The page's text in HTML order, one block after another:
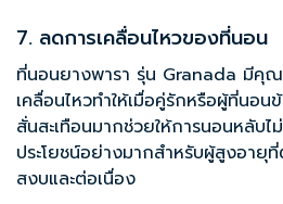
7. ลดการเคลื่อนไหวของที่นอน
ที่นอนยางพารา รุ่น Granada มีคุ
เคลื่อนไหวทำให้เมื่อคู่รักหรือผู้ที่นอ
สั่นสะเทือนมากช่วยให้การนอนหลับ
ประโยชน์อย่างมากสำหรับผู้สูงอายุ
สงบและต่อเนื่อง